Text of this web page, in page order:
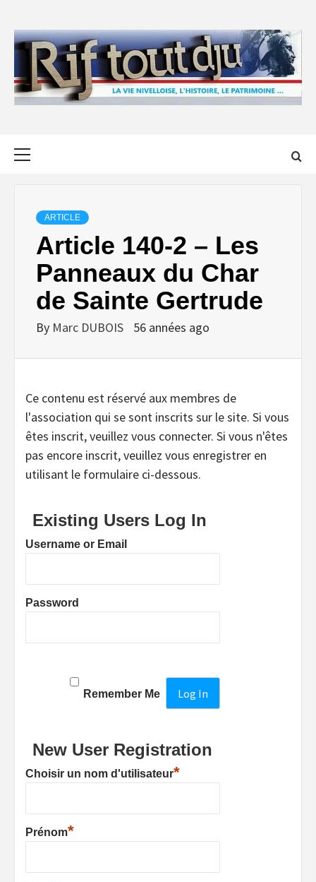
content
ARTICLE
Article 140-2 – Les
Panneaux du Char
de Sainte Gertrude
By Marc DUBOIS 56 années ago
Ce contenu est réservé aux membres de
l'association qui se sont inscrits sur le site. Si vous
êtes inscrit, veuillez vous connecter. Si vous n'êtes
pas encore inscrit, veuillez vous enregistrer en
utilisant le formulaire ci-dessous.
Existing Users Log In
Username or Email
Password
Remember Me
New User Registration
Choisir un nom d'utilisateur*
Prénom*